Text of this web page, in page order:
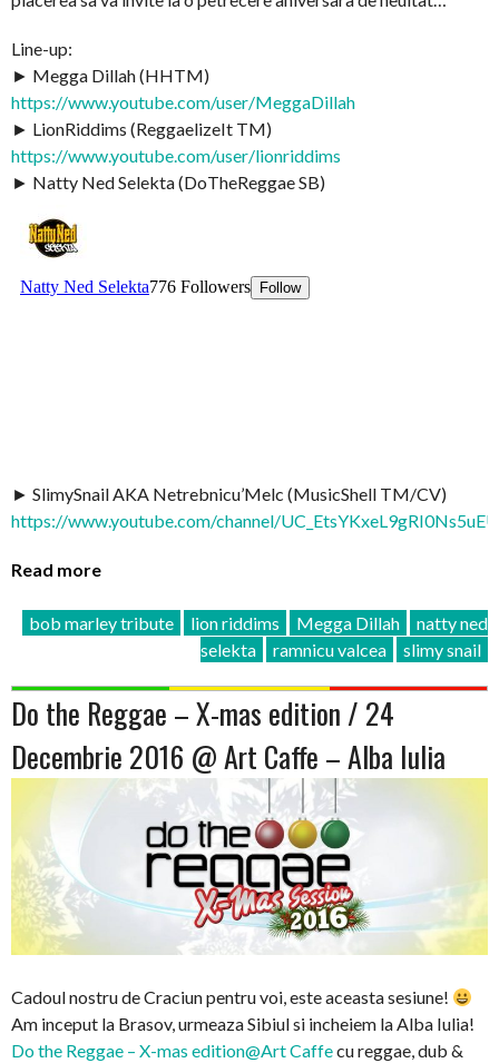
Line-up:
► Megga Dillah (HHTM)
https://www.youtube.com/user/MeggaDillah
► LionRiddims (ReggaelizeIt TM)
https://www.youtube.com/user/lionriddims
► Natty Ned Selekta (DoTheReggae SB)
► SlimySnail AKA Netrebnicu’Melc (MusicShell TM/CV)
https://www.youtube.com/channel/
Read more
bob marley tribute lion riddims Megga Dillah
natty ned
selekta
ramnicu valcea slimy snail
Do the Reggae – X-mas edition / 24
Decembrie 2016 @ Art Caffe – Alba Iulia
Cadoul nostru de Craciun pentru voi, este aceasta sesiune!
Am inceput la Brasov, urmeaza Sibiul si incheiem la Alba Iulia!
Do the Reggae – X-mas edition@Art Caffecu reggae, dub &